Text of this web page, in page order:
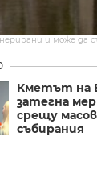
и може да
Кметът на
затегна
срещу
събирания